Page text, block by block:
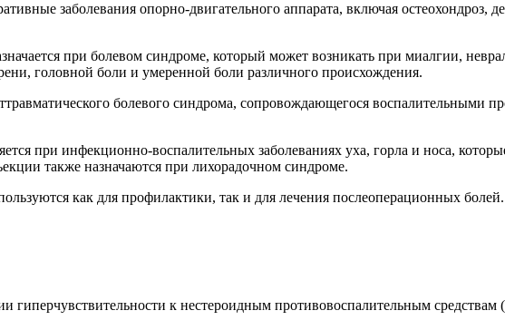
заболевания опорно-двигательного аппарата, включая остеохондроз,
при болевом синдроме, который может возникать при миалгии,
головной боли и умеренной боли различного происхождения.
болевого синдрома, сопровождающегося воспалительными
при инфекционно-воспалительных заболеваниях уха, горла и носа,
также назначаются при лихорадочном синдроме.
как для профилактики, так и для лечения послеоперационных болей.
гиперчувствительности к нестероидным противовоспалительным